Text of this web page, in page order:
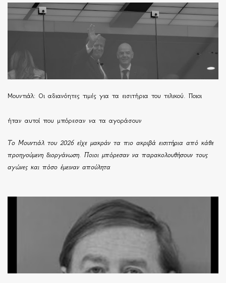
Μουντιάλ: Οι αδιανόητες τιμές για τα εισιτήρια του τελικού. Ποιοι
ήταν αυτοί που μπόρεσαν να τα αγοράσουν
Το Μουντιάλ του 2026 είχε μακράν τα πιο ακριβά εισιτήρια από κάθε
προηγούμενη διοργάνωση. Ποιοι μπόρεσαν να παρακολουθήσουν τους
αγώνες και πόσο έμειναν απούλητα